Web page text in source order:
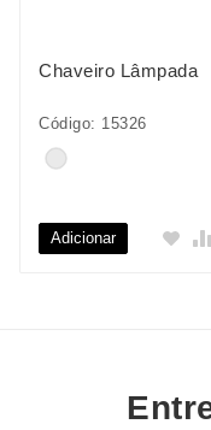
Chaveiro Lâmpada
Código: 15326
Adicionar